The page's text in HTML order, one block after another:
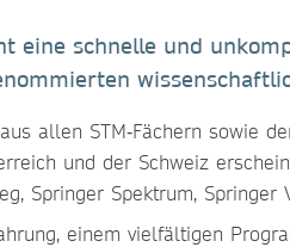
eine schnelle und
allen STM‑Fächern sowie
und der Schweiz
Springer Spektrum, Springer
einem vielfältigen